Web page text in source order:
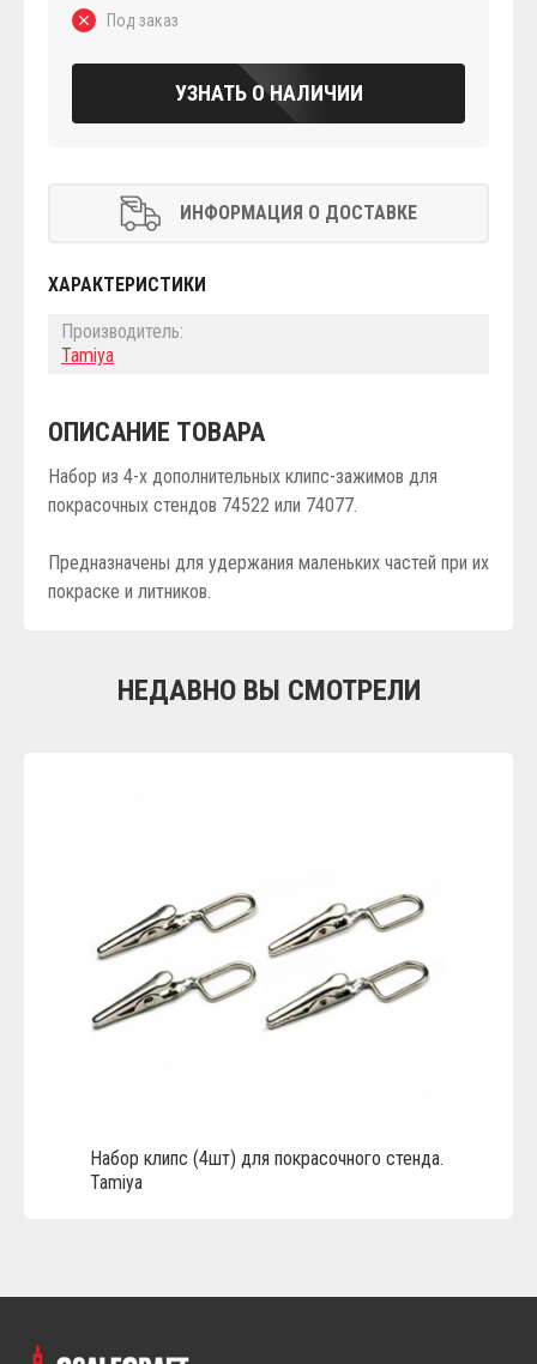
Под заказ
УЗНАТЬ О НАЛИЧИИ
ИНФОРМАЦИЯ О ДОСТАВКЕ
ХАРАКТЕРИСТИКИ
Производитель:
Tamiya
ОПИСАНИЕ ТОВАРА
Набор из 4-х дополнительных клипс-зажимов для
покрасочных стендов 74522 или 74077.
Предназначены для удержания маленьких частей при их
покраске и литников.
НЕДАВНО ВЫ СМОТРЕЛИ
Набор клипс (4шт) для покрасочного стенда.
Tamiya